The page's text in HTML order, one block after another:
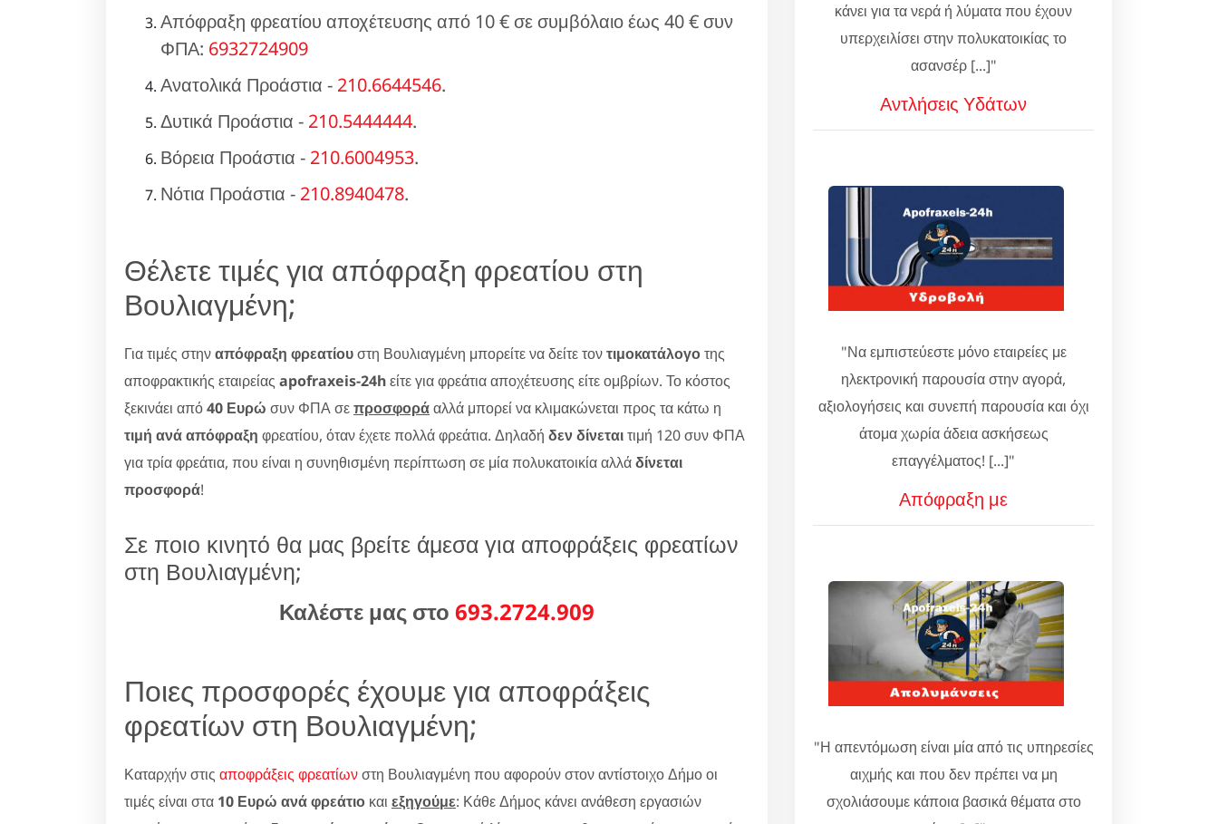
Απόφραξη φρεατίου αποχέτευσης από 10 € σε συμβόλαιο έως 40 € συν
ΦΠΑ: 6932724909
Ανατολικά Προάστια - 210.6644546.
Δυτικά Προάστια - 210.5444444.
Βόρεια Προάστια - 210.6004953.
Νότια Προάστια - 210.8940478.
Θέλετε τιμές για απόφραξη φρεατίου στη
Βουλιαγμένη;
Για τιμές στηναπόφραξη φρεατίουστη Βουλιαγμένη μπορείτε να δείτε τοντιμοκατάλογοτης
αποφρακτικής εταιρείας apofraxeis-24hείτε για φρεάτια αποχέτευσης είτε ομβρίων. Το κόστος
ξεκινάει από40 Ευρώ συν ΦΠΑ σεπροσφοράαλλά μπορεί να κλιμακώνεται προς τα κάτω η
τιμή ανά απόφραξη φρεατίου, όταν έχετε πολλά φρεάτια. Δηλαδή δεν δίνεταιτιμή 120 συν ΦΠΑ
για τρία φρεάτια, που είναι η συνηθισμένη περίπτωση σε μία πολυκατοικία αλλάδίνεται
προσφορά!
Σε ποιο κινητό θα μας βρείτε άμεσα για αποφράξεις φρεατίων
στη Βουλιαγμένη;
Καλέστε μας στο 693.2724.909
Ποιες προσφορές έχουμε για αποφράξεις
φρεατίων στη Βουλιαγμένη;
Καταρχήν στις αποφράξεις φρεατίωνστη Βουλιαγμένη που αφορούν στον αντίστοιχο Δήμο οι
τιμές είναι στα 10 Ευρώ ανά φρεάτιο και εξηγούμε: Κάθε Δήμος κάνει ανάθεση εργασιών
κάνει για τα νερά ή λύματα που έχουν
υπερχειλίσει στην πολυκατοικίας το
ασανσέρ [...]"
Αντλήσεις Υδάτων
"Να εμπιστεύεστε μόνο εταιρείες με
ηλεκτρονική παρουσία στην αγορά,
αξιολογήσεις και συνεπή παρουσία και όχι
άτομα χωρία άδεια ασκήσεως
επαγγέλματος! [...]"
Απόφραξη με
"Η απεντόμωση είναι μία από τις υπηρεσίες
αιχμής και που δεν πρέπει να μη
σχολιάσουμε κάποια βασικά θέματα στο